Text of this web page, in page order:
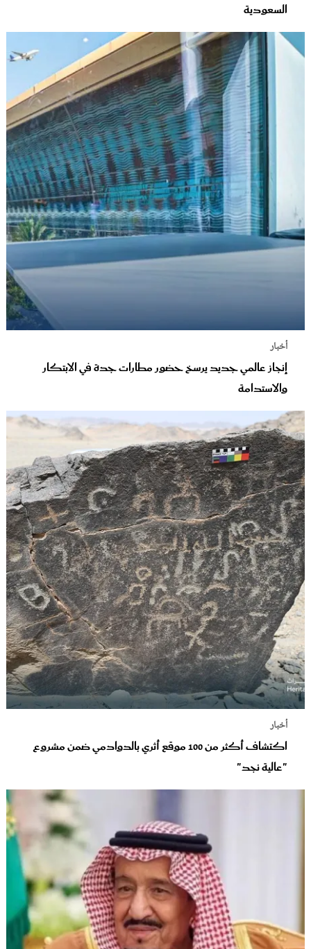
السعودية
أخبار
إنجاز عالمي جديد يرسخ حضور مطارات جدة في الابتكار
والاستدامة
أخبار
اكتشاف أكثر من 100 موقع أثري بالدوادمي ضمن مشروع
"عالية نجد"